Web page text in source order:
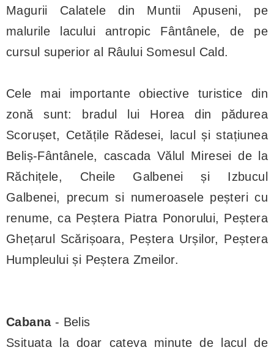
Magurii Calatele din Muntii Apuseni, pe
malurile lacului antropic Fântânele, de pe
cursul superior al Râului Somesul Cald.
Cele mai importante obiective turistice din
zonă sunt: bradul lui Horea din pădurea
Scorușet, Cetățile Rădesei, lacul și stațiunea
Beliș-Fântânele, cascada Vălul Miresei de la
Răchițele, Cheile Galbenei și Izbucul
Galbenei, precum si numeroasele peșteri cu
renume, ca Peștera Piatra Ponorului, Peștera
Ghețarul Scărișoara, Peștera Urșilor, Peștera
Humpleului și Peștera Zmeilor.
Cabana- Belis
Ssituata la doar cateva minute de lacul de